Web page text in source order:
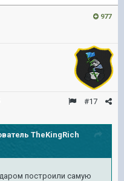
977
#17
TheKingRich
построили самую